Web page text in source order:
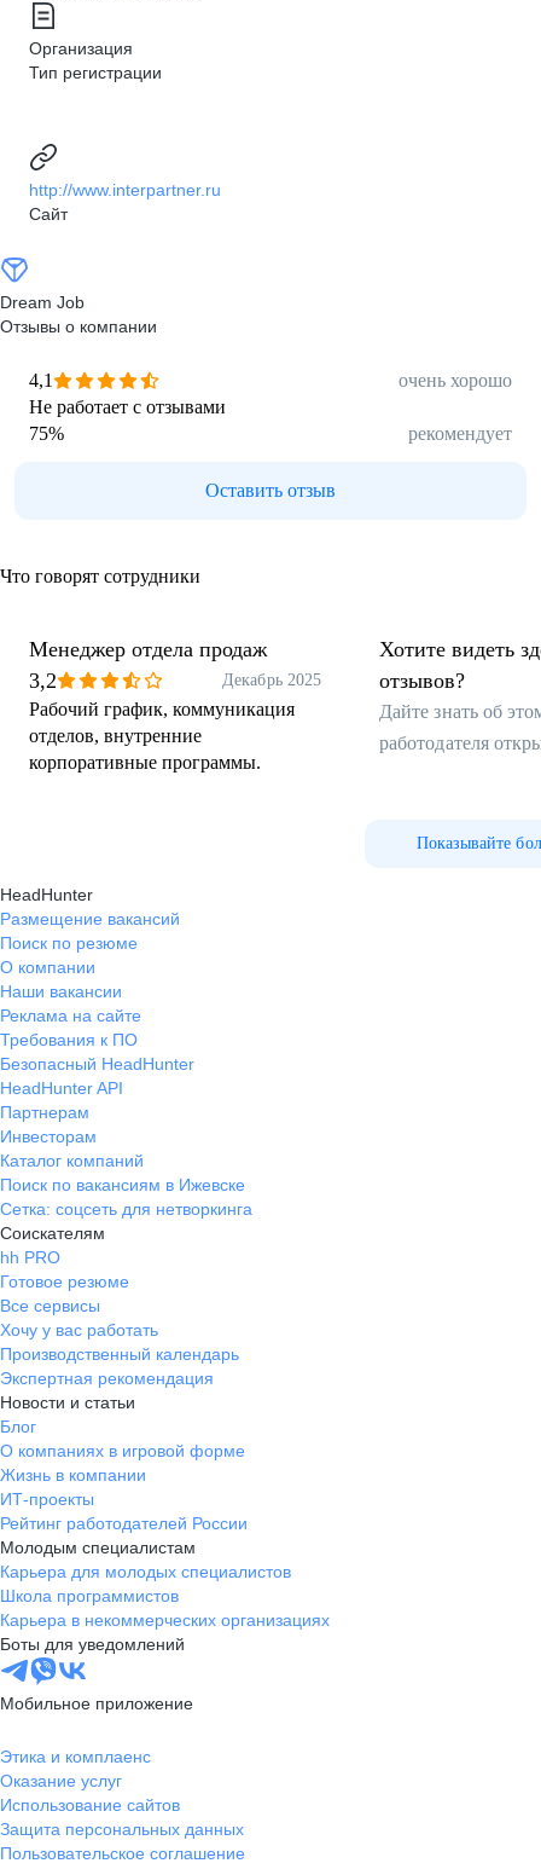
Организация
Тип регистрации
http://www.interpartner.ru
Сайт
Dream Job
Отзывы о компании
4,1
очень хорошо
Не работает с отзывами
75% рекомендует
Оставить отзыв
Что говорят сотрудники
Менеджер отдела продаж
3,2
Декабрь 2025
Рабочий график, коммуникация
отделов, внутренние
корпоративные программы.
Хотите видеть
отзывов?
Дайте знать об
работодателя
Показывайте
HeadHunter
Размещение вакансий
Поиск по резюме
О компании
Наши вакансии
Реклама на сайте
Требования к ПО
Безопасный HeadHunter
HeadHunter API
Партнерам
Инвесторам
Каталог компаний
Поиск по вакансиям в Ижевске
Сетка: соцсеть для нетворкинга
Соискателям
hh PRO
Готовое резюме
Все сервисы
Хочу у вас работать
Производственный календарь
Экспертная рекомендация
Новости и статьи
Блог
О компаниях в игровой форме
Жизнь в компании
ИТ-проекты
Рейтинг работодателей России
Молодым специалистам
Карьера для молодых специалистов
Школа программистов
Карьера в некоммерческих организациях
Боты для уведомлений
Мобильное приложение
Этика и комплаенс
Оказание услуг
Использование сайтов
Защита персональных данных
Пользовательское соглашение